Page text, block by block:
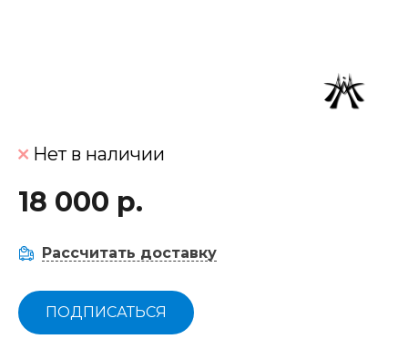
Нет в наличии
18 000 р.
Рассчитать доставку
ПОДПИСАТЬСЯ